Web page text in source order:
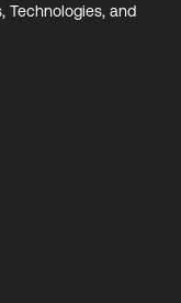
Technologies, and